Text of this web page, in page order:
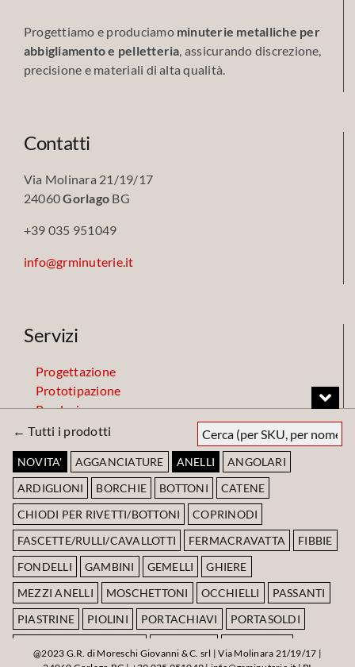
← Tutti i prodotti
NOVITA' AGGANCIATURE ANELLI
ANGOLARI
ARDIGLIONI
BORCHIE BOTTONI
CATENE
CHIODI PER RIVETTI/BOTTONI
COPRINODI
FASCETTE/RULLI/CAVALLOTTI
FERMACRAVATTA
FIBBIE
FONDELLI
GAMBINI GEMELLI
GHIERE
MEZZI ANELLI
MOSCHETTONI OCCHIELLI
PASSANTI
PIASTRINE
PIOLINI PORTACHIAVI
PORTASOLDI
Progettiamo e produciamo minuterie metalliche per
abbigliamento e pelletteria , assicurando discrezione,
precisione e materiali di alta qualità.
Contatti
Via Molinara 21/19/17
24060Gorlago BG
+39 035 951049
info@grminuterie.it
Servizi
Progettazione
Prototipazione
Produzione
Finiture
Codice Etico
Scarica Codice Etico
@2023 G.R. di Moreschi Giovanni & C. srl | Via Molinara 21/19/17 |